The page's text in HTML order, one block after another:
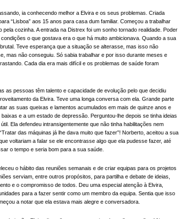
ia conhecendo melhor a Elvira e os seus problemas. Criada
“Lisboa” aos 15 anos para casa dum familiar. Começou a trabalhar
pela cozinha. A entrada na Distrex foi um sonho tornado realidade. Poder
o que gostava era o que há muito ambicionava. Quando a sua
Teve esperança que a situação se alterasse, mas isso não
mas não conseguiu. Só sabia trabalhar e por isso durante meses e
Cada dia era mais difícil e os problemas de saúde foram
as pessoas têm talento e capacidade de evolução pelo que decidiu
da Elvira. Teve uma longa conversa com ela. Grande parte
as suas queixas e lamentos acumulados em mais de quinze anos e
e a um estado de depressão. Perguntou-lhe depois se tinha ideias
Ela defendeu intransigentemente que não tinha habilitações nem
das máquinas já lhe dava muito que fazer”! Norberto, aceitou a sua
voltariam a falar se ele encontrasse algo que ela pudesse fazer, até
o tempo e seria bom para a sua saúde.
o hábito das reuniões semanais e de criar equipas para os projetos
serviam, entre outros propósitos, para partilha e debate de ideias,
e o compromisso de todos. Deu uma especial atenção à Elvira,
para a fazer sentir como um membro da equipa. Sentia que isso
a notar que ela estava mais alegre e conversadora.